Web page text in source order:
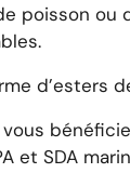
poisson ou
d’esters
vous
et SDA